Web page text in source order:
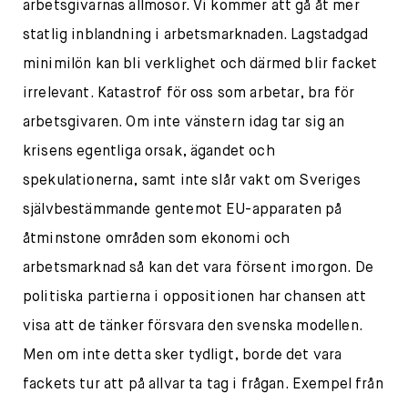
arbetsgivarnas allmosor. Vi kommer att gå åt mer
statlig inblandning i arbetsmarknaden. Lagstadgad
minimilön kan bli verklighet och därmed blir facket
irrelevant. Katastrof för oss som arbetar, bra för
arbetsgivaren. Om inte vänstern idag tar sig an
krisens egentliga orsak, ägandet och
spekulationerna, samt inte slår vakt om Sveriges
självbestämmande gentemot EU-apparaten på
åtminstone områden som ekonomi och
arbetsmarknad så kan det vara försent imorgon. De
politiska partierna i oppositionen har chansen att
visa att de tänker försvara den svenska modellen.
Men om inte detta sker tydligt, borde det vara
fackets tur att på allvar ta tag i frågan. Exempel från